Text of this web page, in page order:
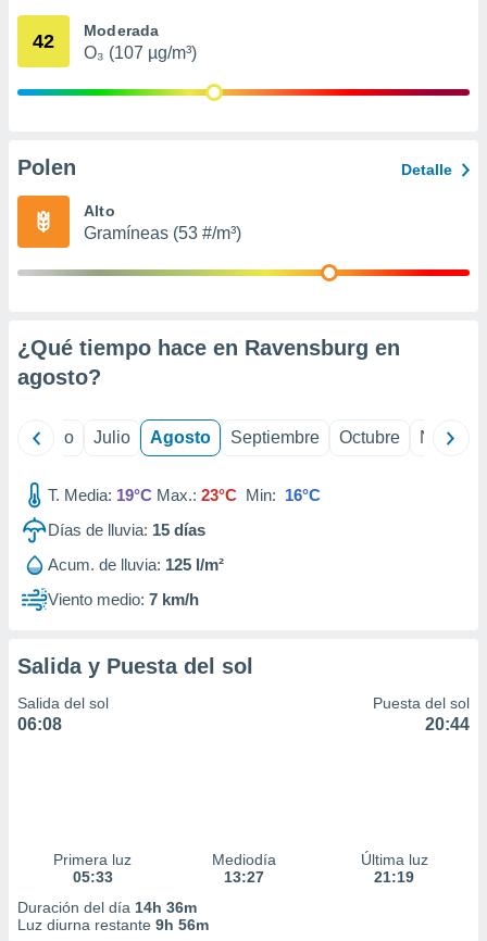
mediante
publicidad
de
42 Moderada
O₃ (107 µg/m³)
Polen Detalle
Alto
Gramíneas (53 #/m³)
¿Qué tiempo hace en Ravensburg en
agosto?
Junio Julio Agosto Septiembre Octubre
T. Media: 19°C Max.: 23°C Min: 16°C
Días de lluvia: 15 días
Acum. de lluvia: 125 l/m²
Viento medio: 7 km/h
Salida y Puesta del sol
Salida del sol
06:08
Puesta del sol
20:44
Primera luz
05:33
Mediodía
13:27
Última luz
21:19
Duración del día 14h 36m
Luz diurna restante 9h 56m